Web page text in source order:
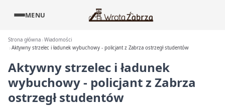
MENU
Strona główna Wiadomości
Aktywny strzelec i ładunek wybuchowy - policjant z Zabrza ostrzegł studentów
Aktywny strzelec i ładunek
wybuchowy - policjant z Zabrza
ostrzegł studentów